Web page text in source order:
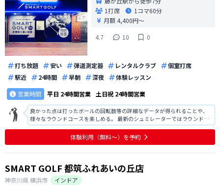
1打席
1コマ60分
月額 4,400円〜
4.7
10 0
打ち放題 安い 弾道測定器 レンタルクラブ
個室打席
駅近
24時間 早朝 深夜
体験レッスン
営業時間
平日 24時間営業 土日祝 24時間営業
良かった点は打ったボールの回転数等の詳細なデータが得られることや、
様々なラウンドコースを楽しめる。 最新のシュミレーターではラウンド時
自動的にボールのライが変化するが、藤が丘の施設では傾斜のライから打
つ場合、自分でマットを運んで使用するのは面倒くさい。
体験利用（無料〜）を予約
SMART GOLF 都筑ふれあいの丘店
神奈川県横浜市
インドア